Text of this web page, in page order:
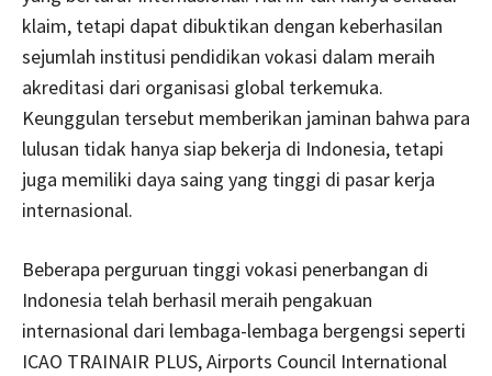
klaim, tetapi dapat dibuktikan dengan keberhasilan
sejumlah institusi pendidikan vokasi dalam meraih
akreditasi dari organisasi global terkemuka.
Keunggulan tersebut memberikan jaminan bahwa para
lulusan tidak hanya siap bekerja di Indonesia, tetapi
juga memiliki daya saing yang tinggi di pasar kerja
internasional.
Beberapa perguruan tinggi vokasi penerbangan di
Indonesia telah berhasil meraih pengakuan
internasional dari lembaga-lembaga bergengsi seperti
ICAO TRAINAIR PLUS, Airports Council International